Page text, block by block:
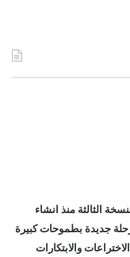
الثالثة منذ انشاء
مرحلة جديدة بطموحات كبيرة
والابتكارات